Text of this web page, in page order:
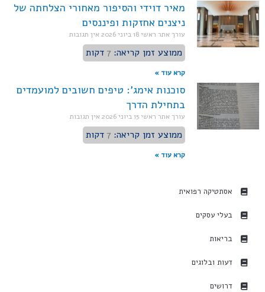
מאיר דוידי והסיפור מאחורי הצלחתה של
ניצנים אחזקות ופיננסים
עורך אתר ראשי18 ביוני 2026 אין תגובות
ממוצע זמן קריאה: 7 דקות
קרא עוד »
סוכנות אימג': טיפים חשובים למועמדים
בתחילת הדרך
עורך אתר ראשי15 ביוני 2026 אין תגובות
ממוצע זמן קריאה: 7 דקות
קרא עוד »
אסתטיקה רפואית
בעלי עסקים
בריאות
דעות ובלוגים
דרושים